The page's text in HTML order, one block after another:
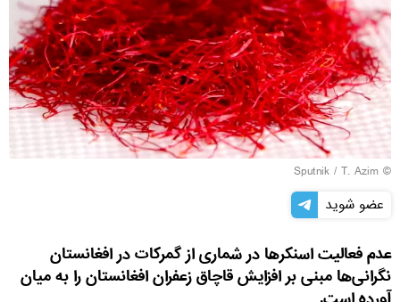
© Sputnik / T. Azim
عضو شوید
عدم فعالیت اسنکرها در شماری از گمرکات در افغانستان
نگرانی‌ها مبنی بر افزایش قاچاق زعفران افغانستان را به میان